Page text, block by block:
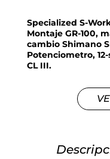
Specialized S-
Montaje GR-100,
cambio Shimano
Potenciometro,
CL III.